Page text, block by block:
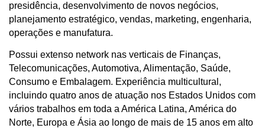
presidência, desenvolvimento de novos negócios,
planejamento estratégico, vendas, marketing, engenharia,
operações e manufatura.
Possui extenso network nas verticais de Finanças,
Telecomunicações, Automotiva, Alimentação, Saúde,
Consumo e Embalagem. Experiência multicultural,
incluindo quatro anos de atuação nos Estados Unidos com
vários trabalhos em toda a América Latina, América do
Norte, Europa e Ásia ao longo de mais de 15 anos em alto